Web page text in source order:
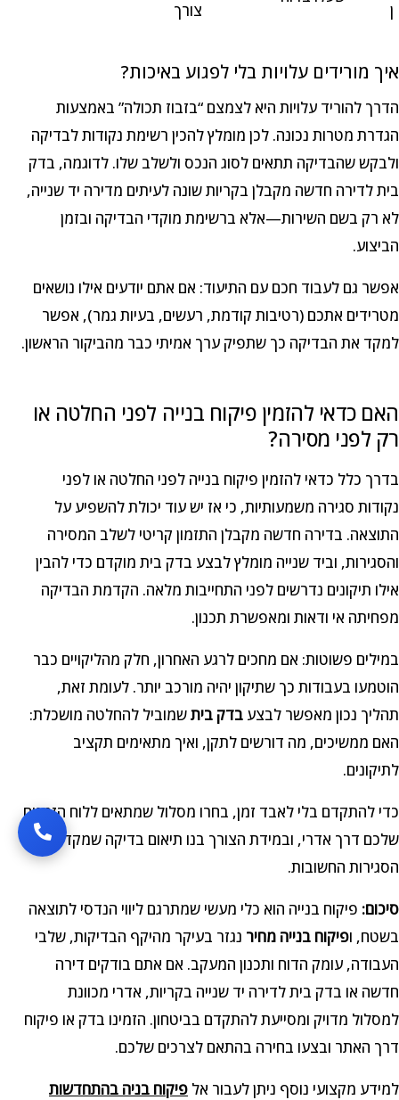
ן צורך
איך מורידים עלויות בלי לפגוע באיכות?
הדרך להוריד עלויות היא לצמצם “בזבוז תכולה” באמצעות
הגדרת מטרות נכונה. לכן מומלץ להכין רשימת נקודות לבדיקה
ולבקש שהבדיקה תתאים לסוג הנכס ולשלב שלו. לדוגמה, בדק
בית לדירה חדשה מקבלן בקריות שונה לעיתים מדירה יד שנייה,
לא רק בשם השירות—אלא ברשימת מוקדי הבדיקה ובזמן
הביצוע.
אפשר גם לעבוד חכם עם התיעוד: אם אתם יודעים אילו נושאים
מטרידים אתכם (רטיבות קודמת, רעשים, בעיות גמר), אפשר
למקד את הבדיקה כך שתפיק ערך אמיתי כבר מהביקור הראשון.
האם כדאי להזמין פיקוח בנייה לפני החלטה או
רק לפני מסירה?
בדרך כלל כדאי להזמין פיקוח בנייה לפני החלטה או לפני
נקודות סגירה משמעותיות, כי אז יש עוד יכולת להשפיע על
התוצאה. בדירה חדשה מקבלן התזמון קריטי לשלב המסירה
והסגירות, וביד שנייה מומלץ לבצע בדק בית מוקדם כדי להבין
אילו תיקונים נדרשים לפני התחייבות מלאה. הקדמת הבדיקה
מפחיתה אי ודאות ומאפשרת תכנון.
במילים פשוטות: אם מחכים לרגע האחרון, חלק מהליקויים כבר
הוטמעו בעבודות כך שתיקון יהיה מורכב יותר. לעומת זאת,
תהליך נכון מאפשר לבצע בדק ביתשמוביל להחלטה מושכלת:
האם ממשיכים, מה דורשים לתקן, ואיך מתאימים תקציב
לתיקונים.
כדי להתקדם בלי לאבד זמן, בחרו מסלול שמתאים ללוח הזמנים
שלכם דרך אדרי, ובמידת הצורך בנו תיאום בדיקה שמקדים את
הסגירות החשובות.
סיכום: פיקוח בנייה הוא כלי מעשי שמתרגם ליווי הנדסי לתוצאה
בשטח, ופיקוח בנייה מחיר נגזר בעיקר מהיקף הבדיקות, שלבי
העבודה, עומק הדוח ותכנון המעקב. אם אתם בודקים דירה
חדשה או בדק בית לדירה יד שנייה בקריות, אדרי מכוונת
למסלול מדויק ומסייעת להתקדם בביטחון. הזמינו בדק או פיקוח
דרך האתר ובצעו בחירה בהתאם לצרכים שלכם.
למידע מקצועי נוסף ניתן לעבור אל פיקוח בניה בהתחדשות